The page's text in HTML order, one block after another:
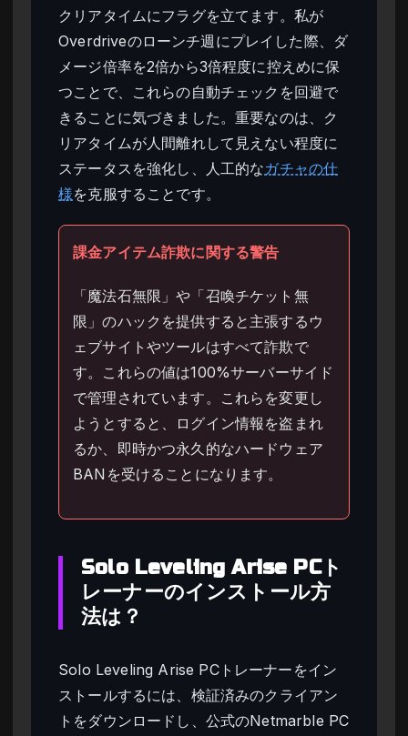
クリアタイムにフラグを立てます。私が
Overdriveのローンチ週にプレイした際、ダ
メージ倍率を2倍から3倍程度に控えめに保
つことで、これらの自動チェックを回避で
きることに気づきました。重要なのは、ク
リアタイムが人間離れして見えない程度に
ステータスを強化し、人工的なガチャの仕
様を克服することです。
課金アイテム詐欺に関する警告
「魔法石無限」や「召喚チケット無
限」のハックを提供すると主張するウ
ェブサイトやツールはすべて詐欺で
す。これらの値は100%サーバーサイド
で管理されています。これらを変更し
ようとすると、ログイン情報を盗まれ
るか、即時かつ永久的なハードウェア
BANを受けることになります。
Solo Leveling Arise PCト
レーナーのインストール方
法は？
Solo Leveling Arise PCトレーナーをイン
ストールするには、検証済みのクライアン
トをダウンロードし、公式のNetmarble PC